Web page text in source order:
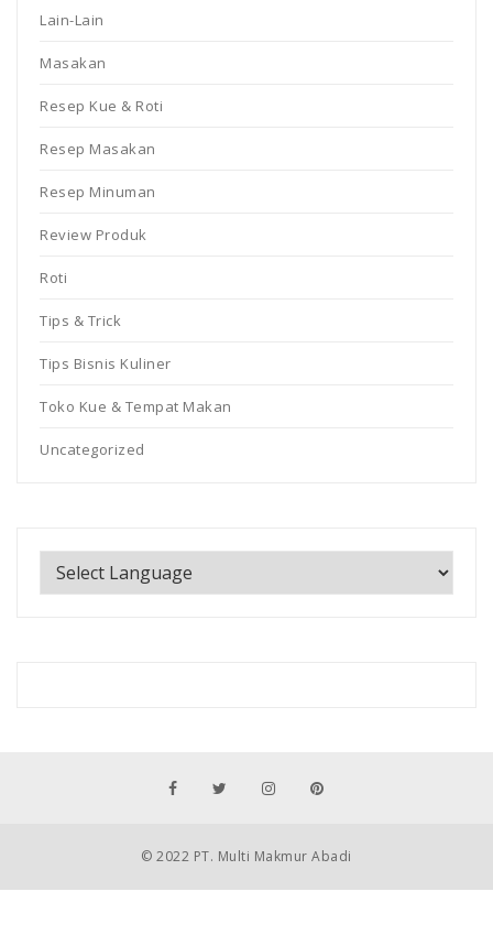
Lain-Lain
Masakan
Resep Kue & Roti
Resep Masakan
Resep Minuman
Review Produk
Roti
Tips & Trick
Tips Bisnis Kuliner
Toko Kue & Tempat Makan
Uncategorized
© 2022 PT. Multi Makmur Abadi